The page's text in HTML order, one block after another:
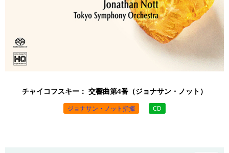
チャイコフスキー： 交響曲第4番（ジョナサン・ノット）
ジョナサン・ノット指揮
CD